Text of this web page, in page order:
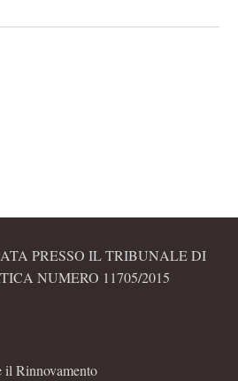
PRESSO IL TRIBUNALE DI
NUMERO 11705/2015
Rinnovamento